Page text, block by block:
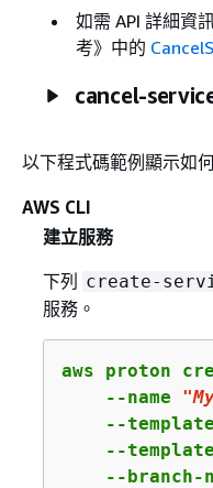
如需 API 詳細資
考》 中的
cancel-
以下程式碼範例顯示如
AWS CLI
建立服務
下列 create-
服務。
aws proton
    --name
--
--
--branch-